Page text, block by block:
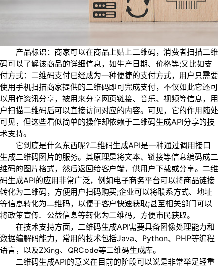
产品标识：商家可以在商品上贴上二维码，消费者扫描二维
码可以了解该商品的详细信息，如生产日期、价格等;又比如支
付方式：二维码支付已经成为一种便捷的支付方式，用户只需要
使用手机扫描商家提供的二维码即可完成支付，不仅如此它还可
以用作资讯分享，被用来分享网页链接、音乐、视频等信息，用
户扫描二维码后可以直接访问对应的内容。可见，它的作用随处
可见，但这些看似简单的操作却依赖于二维码生成API分享的技
术支持。
它到底是什么东西呢?二维码生成API是一种通过调用接口
生成二维码图片的服务。其原理是将文本、链接等信息编码成二
维码的图片格式，然后返回给客户端，供用户下载或分享。二维
码生成API的应用非常广泛，例如电子商务平台可以将商品链接
转化为二维码，方便用户扫码购买;企业可以将联系方式、地址
等信息转化为二维码，以便于客户快速获取;甚至相关部门可以
将政策宣传、公益信息等转化为二维码，方便市民获取。
在技术支持方面，二维码生成API需要具备图像处理能力和
数据编解码能力，常用的技术包括Java、Python、PHP等编程
语言，以及ZXing、QRCode等二维码生成库。
二维码生成API的意义在目前的阶段可以说是非常举足轻重